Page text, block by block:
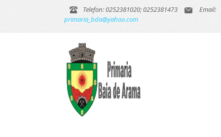
Telefon: 0252381020; 0252381473
Email:
primaria_bda@yahoo.com